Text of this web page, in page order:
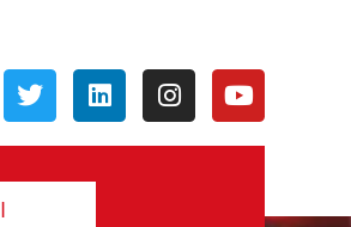
트
위
링
크
인
스
유
튜